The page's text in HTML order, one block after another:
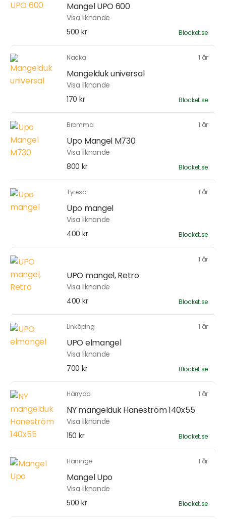
Mangel UPO 600
Visa liknande
500 kr
Blocket.se
Nacka 1 år
Mangelduk universal
Visa liknande
170 kr
Blocket.se
Bromma 1 år
Upo Mangel M730
Visa liknande
800 kr
Blocket.se
Tyresö 1 år
Upo mangel
Visa liknande
400 kr
Blocket.se
1 år
UPO mangel, Retro
Visa liknande
400 kr
Blocket.se
Linköping 1 år
UPO elmangel
Visa liknande
700 kr
Blocket.se
Härryda 1 år
NY mangelduk Haneström 140x55
Visa liknande
150 kr
Blocket.se
Haninge 1 år
Mangel Upo
Visa liknande
500 kr
Blocket.se